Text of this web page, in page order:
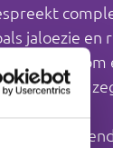
jaloezie en
worden en